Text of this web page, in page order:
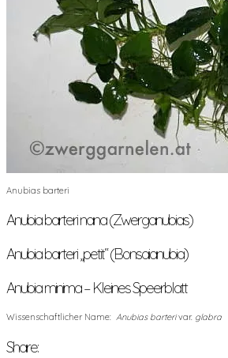
Anubias barteri
Anubia barteri nana (Zwerganubias)
Anubia barteri „petit“ (Bonsaianubia)
Anubia minima – Kleines Speerblatt
Wissenschaftlicher Name: Anubias barterivar. glabra
Share: